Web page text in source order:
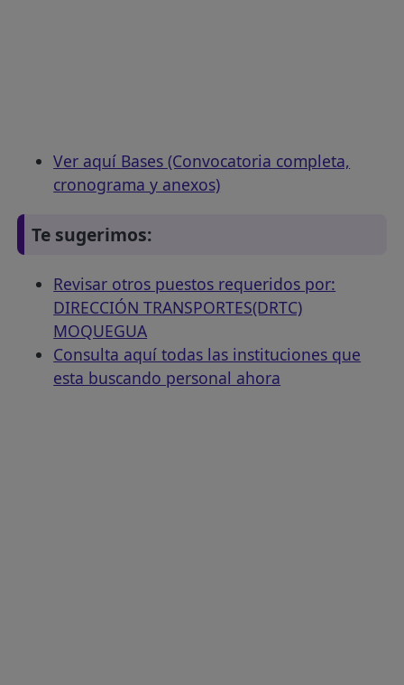
Ver aquí Bases (Convocatoria completa,
cronograma y anexos)
Te sugerimos:
Revisar otros puestos requeridos por:
DIRECCIÓN TRANSPORTES(DRTC)
MOQUEGUA
Consulta aquí todas las instituciones que
esta buscando personal ahora